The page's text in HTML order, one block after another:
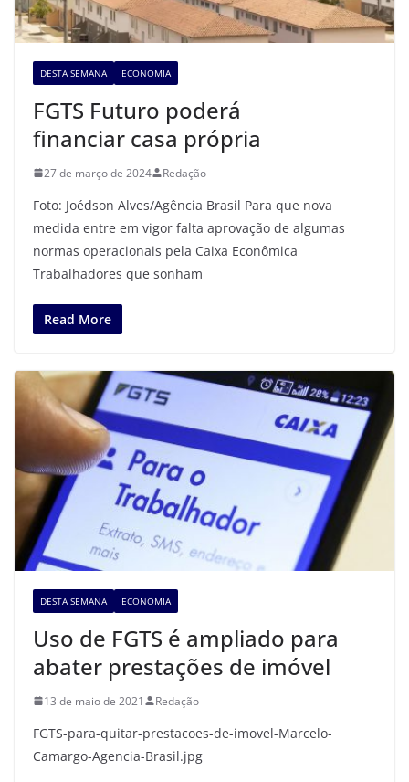
DESTA SEMANA ECONOMIA
FGTS Futuro poderá
financiar casa própria
27 de março de 2024 Redação
Foto: Joédson Alves/Agência Brasil Para que nova
medida entre em vigor falta aprovação de algumas
normas operacionais pela Caixa Econômica
Trabalhadores que sonham
Read More
DESTA SEMANA ECONOMIA
Uso de FGTS é ampliado para
abater prestações de imóvel
13 de maio de 2021 Redação
FGTS-para-quitar-prestacoes-de-imovel-Marcelo-
Camargo-Agencia-Brasil.jpg